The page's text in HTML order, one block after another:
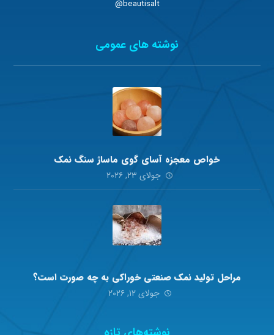
beautisalt@
نوشته های عمومی
خواص معجزه آسای گوی ماساژ سنگ نمک
جولای ۲۳, ۲۰۲۶
مراحل تولید نمک صنعتی خوراکی به چه صورت است؟
جولای ۱۲, ۲۰۲۶